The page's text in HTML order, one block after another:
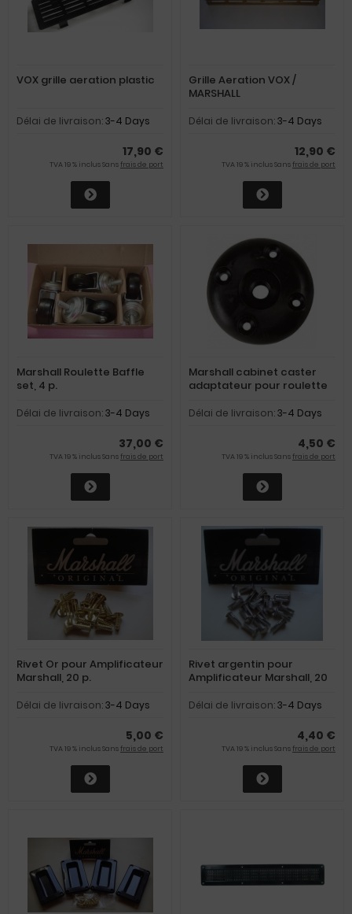
VOX grille aeration plastic
Délai de livraison:3-4 Days
17,90 €
TVA 19 % inclus Sans frais de port
Grille Aeration VOX /
MARSHALL
Délai de livraison:3-4 Days
12,90 €
TVA 19 % inclus Sans frais de port
Marshall Roulette Baffle
set, 4 p.
Délai de livraison:3-4 Days
37,00 €
TVA 19 % inclus Sans frais de port
Marshall cabinet caster
adaptateur pour roulette
Délai de livraison:3-4 Days
4,50 €
TVA 19 % inclus Sans frais de port
Rivet Or pour Amplificateur
Marshall, 20 p.
Délai de livraison:3-4 Days
5,00 €
TVA 19 % inclus Sans frais de port
Rivet argentin pour
Amplificateur Marshall, 20
Délai de livraison:3-4 Days
4,40 €
TVA 19 % inclus Sans frais de port